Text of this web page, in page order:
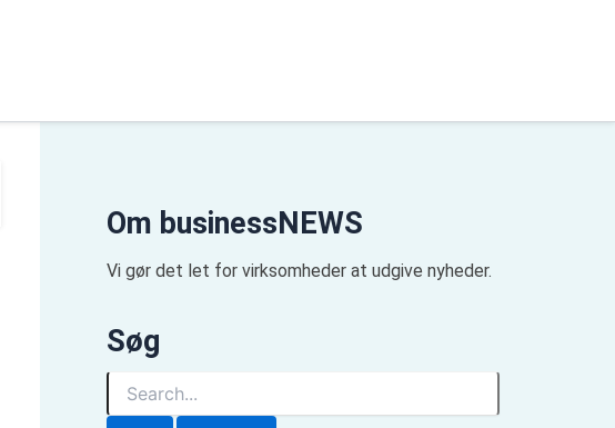
Om businessNEWS
Vi gør det let for virksomheder at udgive nyheder.
Søg